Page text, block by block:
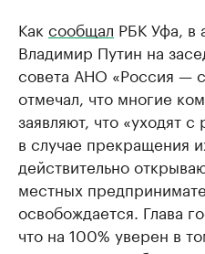
Как сообщал РБК Уфа, в
Владимир Путин на
совета АНО «Россия —
отмечал, что многие
заявляют, что «уходят
в случае прекращения
действительно
местных
освобождается. Глава
что на 100% уверен в